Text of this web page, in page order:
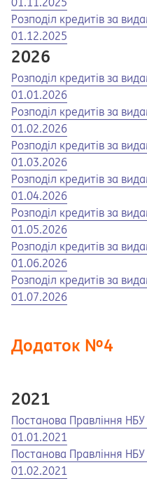
Opens in a new tab
Opens a pdf
Розподіл кредитів за
01.12.2025
2026
Opens in a new tab
Opens a pdf
Розподіл кредитів за
01.01.2026
Opens in a new tab
Opens a pdf
Розподіл кредитів за
01.02.2026
Opens in a new tab
Opens a pdf
Розподіл кредитів за
01.03.2026
Opens in a new tab
Opens a pdf
Розподіл кредитів за
01.04.2026
Opens in a new tab
Opens a pdf
Розподіл кредитів за
01.05.2026
Opens in a new tab
Opens a pdf
Розподіл кредитів за
01.06.2026
Opens in a new tab
Opens a pdf
Розподіл кредитів за
01.07.2026
Додаток №4
2021
Opens in a new tab
Opens a pdf
Постанова Правління
01.01.2021
Opens in a new tab
Opens a pdf
Постанова Правління
01.02.2021